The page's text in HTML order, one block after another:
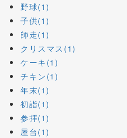
野球(1)
子供(1)
師走(1)
クリスマス(1)
ケーキ(1)
チキン(1)
年末(1)
初詣(1)
参拝(1)
屋台(1)